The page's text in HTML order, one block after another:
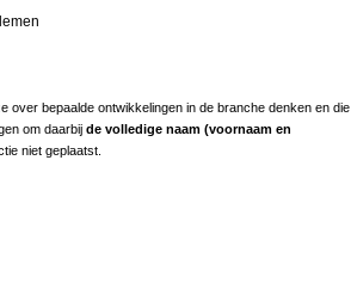
over bepaalde ontwikkelingen in de branche denken en die
om daarbij de volledige naam (voornaam en
niet geplaatst.